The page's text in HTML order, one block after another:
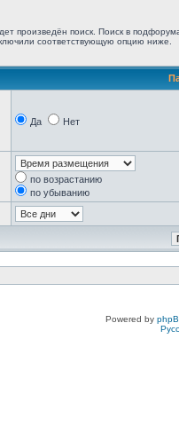
произведён поиск. Поиск в
соответствующую опцию ниже.
Да Нет
по возрастанию
по убыванию
Powered by